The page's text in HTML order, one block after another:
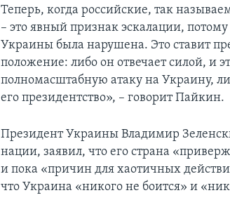
Теперь, когда российские, так
– это явный признак эскалации,
Украины была нарушена. Это ставит
положение: либо он отвечает силой, и
полномасштабную атаку на Украину,
его президентство», – говорит Пайкин.
Президент Украины Владимир
нации, заявил, что его страна
и пока «причин для хаотичных
что Украина «никого не боится» и